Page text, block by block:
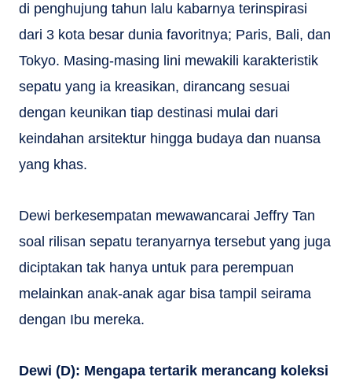
di penghujung tahun lalu kabarnya terinspirasi
dari 3 kota besar dunia favoritnya; Paris, Bali, dan
Tokyo. Masing-masing lini mewakili karakteristik
sepatu yang ia kreasikan, dirancang sesuai
dengan keunikan tiap destinasi mulai dari
keindahan arsitektur hingga budaya dan nuansa
yang khas.
Dewi berkesempatan mewawancarai Jeffry Tan
soal rilisan sepatu teranyarnya tersebut yang juga
diciptakan tak hanya untuk para perempuan
melainkan anak-anak agar bisa tampil seirama
dengan Ibu mereka.
Dewi (D): Mengapa tertarik merancang koleksi